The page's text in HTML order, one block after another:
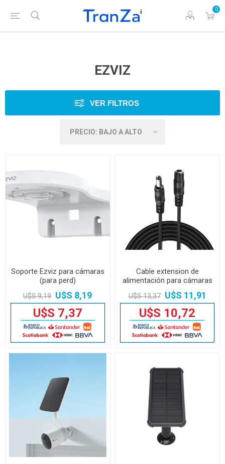
0
EZVIZ
VER FILTROS
Soporte Ezviz para cámaras
(para perd)
U$S 9,19 U$S 8,19
U$S 7,37
Cable extension de
alimentación para cámaras
Ezviz 10 metros
U$S 13,37 U$S 11,91
U$S 10,72